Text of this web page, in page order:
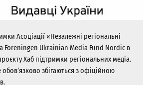
Асоціації «Незалежні регіональні
Foreningen Ukrainian Media Fund Nordic в
Хаб підтримки регіональних медіа.
збігаються з офіційною